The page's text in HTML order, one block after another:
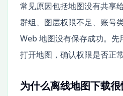
常见原因包括地图没有共享
群组、图层权限不足、账号
Web 地图没有保存成功。
打开地图，确认权限是否正常
为什么离线地图下载很